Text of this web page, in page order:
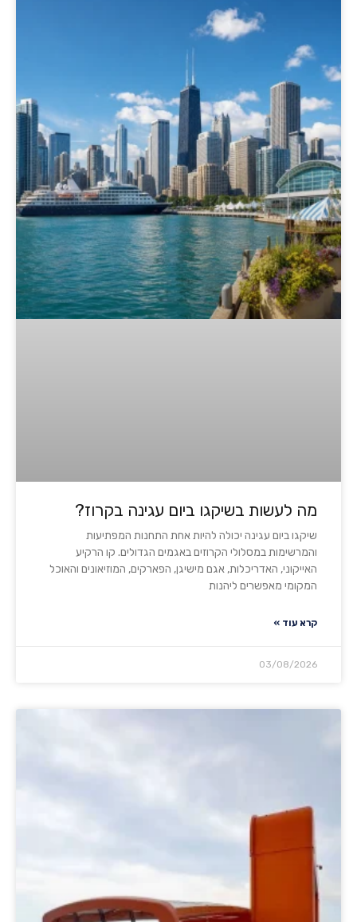
מה לעשות בשיקגו ביום עגינה בקרוז?
שיקגו ביום עגינה יכולה להיות אחת התחנות המפתיעות
והמרשימות במסלולי הקרוזים באגמים הגדולים. קו הרקיע
האייקוני, האדריכלות, אגם מישיגן, הפארקים, המוזיאונים והאוכל
המקומי מאפשרים ליהנות
קרא עוד »
03/08/2026